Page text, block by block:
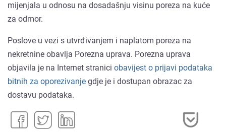
mijenjala u odnosu na dosadašnju visinu poreza na kuće
za odmor.
Poslove u vezi s utvrđivanjem i naplatom poreza na
nekretnine obavlja Porezna uprava. Porezna uprava
objavila je na Internet stranici obavijest o prijavi podataka
bitnih za oporezivanje gdje je i dostupan obrazac za
dostavu podataka.